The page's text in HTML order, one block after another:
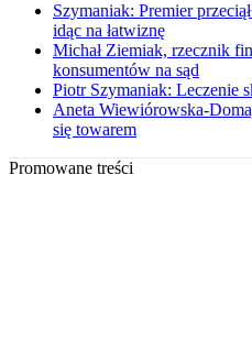
Szymaniak: Premier
idąc na łatwiznę
Michał Ziemiak, rzecznik
konsumentów na sąd
Piotr Szymaniak: Leczenie
Aneta Wiewiórowska-
się towarem
Promowane treści